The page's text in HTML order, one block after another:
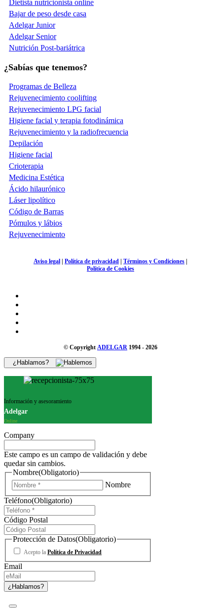
Dietista nutricionista online
Bajar de peso desde casa
Adelgar Junior
Adelgar Senior
Nutrición Post-bariátrica
¿Sabías que tenemos?
Programas de Belleza
Rejuvenecimiento coolifting
Rejuvenecimiento LPG facial
Higiene facial y terapia fotodinámica
Rejuvenecimiento y la radiofrecuencia
Depilación
Higiene facial
Crioterapia
Medicina Estética
Ácido hilaurónico
Láser lipolítico
Código de Barras
Pómulos y lábios
Rejuvenecimiento
Aviso legal Política de privacidad Términos y Condiciones
Política de Cookies
© Copyright ADELGAR 1994 - 2026
¿Hablamos?
Información y asesoramiento
Adelgar
Online
Company
Este campo es un campo de validación y debe
quedar sin cambios.
Nombre(Obligatorio)
Nombre
Teléfono(Obligatorio)
Código Postal
Protección de Datos(Obligatorio)
Acepto la Política de Privacidad
Email